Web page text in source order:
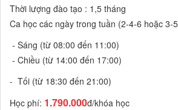
Thời lượng đào tạo : 1,5 tháng
Ca học các ngày trong tuần (2-4-6 hoặc 3-
- Sáng (từ 08:00 đến 11:00)
- Chiều (từ 14:00 đến 17:00)
- Tối (từ 18:30 đến 21:00)
Học phí: 1.790.000đ/khóa học